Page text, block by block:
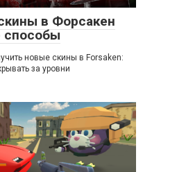
в Форсакен
способы
новые скины в Forsaken:
за уровни